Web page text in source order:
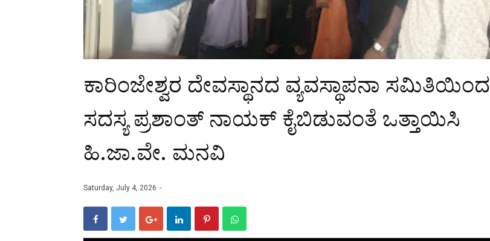
ಕಾರಿಂಜೇಶ್ವರ ದೇವಸ್ಥಾನದ ವ್ಯವಸ್ಥಾಪನಾ ಸಮಿತಿಯಿಂದ
ಸದಸ್ಯ ಪ್ರಶಾಂತ್ ನಾಯಕ್ ಕೈಬಿಡುವಂತೆ ಒತ್ತಾಯಿಸಿ
ಹಿ.ಜಾ.ವೇ. ಮನವಿ
Saturday, July 4, 2026